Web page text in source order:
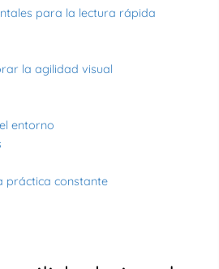
para la lectura rápida
la agilidad visual
entorno
práctica constante